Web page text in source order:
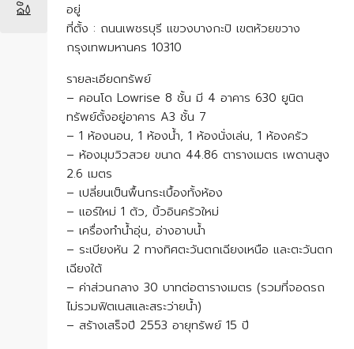
อยู่
ที่ตั้ง : ถนนเพชรบุรี แขวงบางกะปิ เขตห้วยขวาง
กรุงเทพมหานคร 10310
รายละเอียดทรัพย์
– คอนโด Lowrise 8 ชั้น มี 4 อาคาร 630 ยูนิต
ทรัพย์ตั้งอยู่อาคาร A3 ชั้น 7
– 1 ห้องนอน, 1 ห้องน้ำ, 1 ห้องนั่งเล่น, 1 ห้องครัว
– ห้องมุมวิวสวย ขนาด 44.86 ตารางเมตร เพดานสูง
2.6 เมตร
– เปลี่ยนเป็นพื้นกระเบื้องทั้งห้อง
– แอร์ใหม่ 1 ตัว, บิ้วอินครัวใหม่
– เครื่องทำน้ำอุ่น, อ่างอาบน้ำ
– ระเบียงหัน 2 ทางทิศตะวันตกเฉียงเหนือ และตะวันตก
เฉียงใต้
– ค่าส่วนกลาง 30 บาทต่อตารางเมตร (รวมที่จอดรถ
ไม่รวมฟิตเนสและสระว่ายน้ำ)
– สร้างเสร็จปี 2553 อายุทรัพย์ 15 ปี